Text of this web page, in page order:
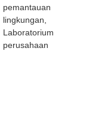
pemantauan
lingkungan,
Laboratorium
perusahaan